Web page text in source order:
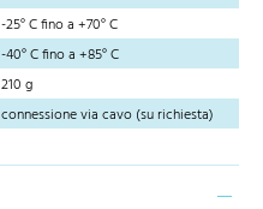
-25° C fino a +70° C
-40° C fino a +85° C
210 g
connessione via cavo (su richiesta)